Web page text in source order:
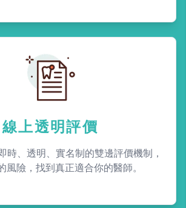
線上透明評價
時、透明、實名制的雙邊評價機制，
風險，找到真正適合你的醫師。